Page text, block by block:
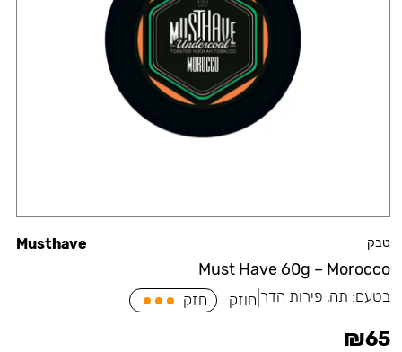
טבק
Must Have 60g – Morocco
Musthave
בטעם: תה, פירות הדר חוזק חזק
₪65